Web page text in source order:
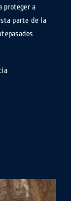
proteger a
parte de la